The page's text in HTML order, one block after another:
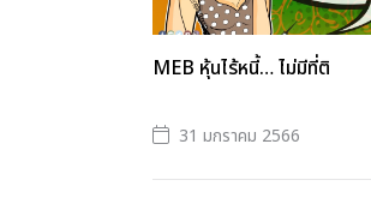
MEB หุ้นไร้หนี้… ไม่มีที่ติ
31 มกราคม 2566